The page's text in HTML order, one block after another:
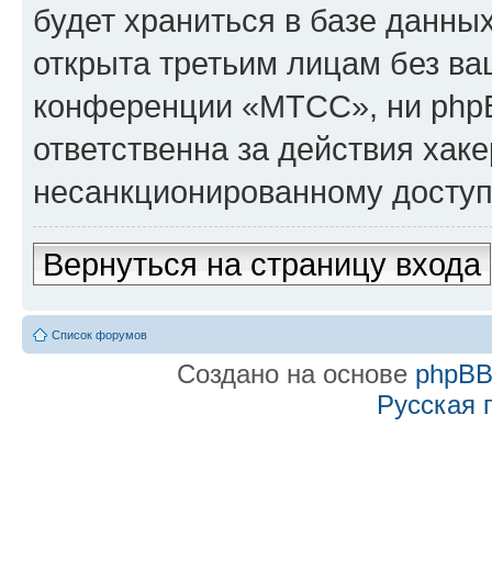
будет храниться в базе
открыта третьим лицам без
конференции «МТСС», ни
ответственна за действия
несанкционированному
Вернуться на страницу входа
Список форумов
Создано на основе phpBB
Русская